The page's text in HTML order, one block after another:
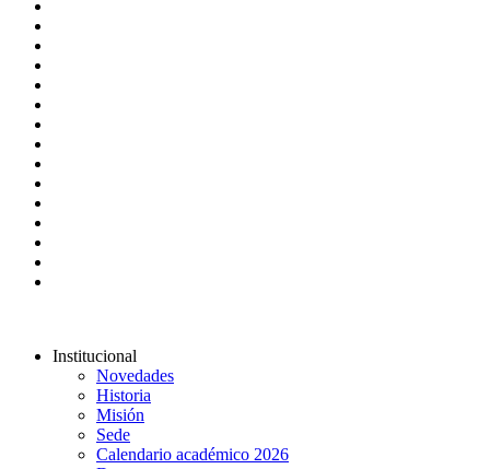
Institucional
Novedades
Historia
Misión
Sede
Calendario académico 2026